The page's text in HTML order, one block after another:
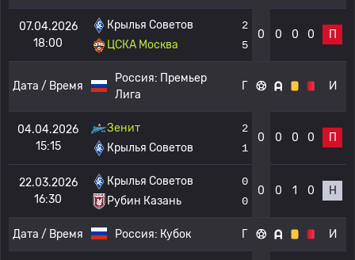
07.04.2026
18:00
Крылья Советов
ЦСКА Москва
2
5
0 0 0 0 П
Дата / Время
Россия: Премьер
Лига
Г И
04.04.2026
15:15
Зенит
Крылья Советов
2
1
0 0 0 0 П
22.03.2026
16:30
Крылья Советов
Рубин Казань
0
0
0 0 1 0 Н
Дата / Время Россия: Кубок Г И